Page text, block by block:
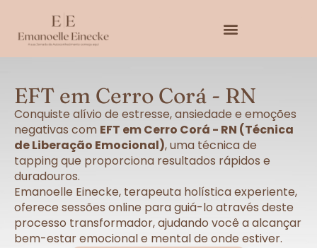
EFT em Cerro Corá - RN
Conquiste alívio de estresse, ansiedade e emoções
negativas com EFT em Cerro Corá - RN (Técnica
de Liberação Emocional), uma técnica de
tapping que proporciona resultados rápidos e
duradouros.
Emanoelle Einecke, terapeuta holística experiente,
oferece sessões online para guiá-lo através deste
processo transformador, ajudando você a alcançar
bem-estar emocional e mental de onde estiver.